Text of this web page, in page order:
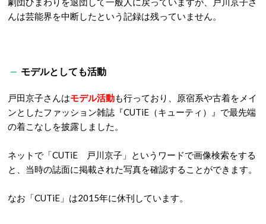
んは芸能界を中断したという記録は残っていません。
モデルとしても活動
戸田京子さんはモデル活動も行っており、原宿系や古着をメイ
ンとしたファッション雑誌『CUTiE（キューティ）』で最先端
の着こなしを披露しました。
ネットで「CUTiE 戸川京子」というワードで画像検索をする
と、当時の誌面に掲載された写真を確認することができます。
なお「CUTiE」は2015年に休刊しています。